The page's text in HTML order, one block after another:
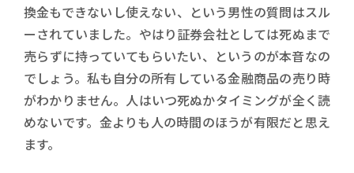
換金もできないし使えない、という男性の質問はスル
ーされていました。やはり証券会社としては死ぬまで
売らずに持っていてもらいたい、というのが本音なの
でしょう。私も自分の所有している金融商品の売り時
がわかりません。人はいつ死ぬかタイミングが全く読
めないです。金よりも人の時間のほうが有限だと思え
ます。